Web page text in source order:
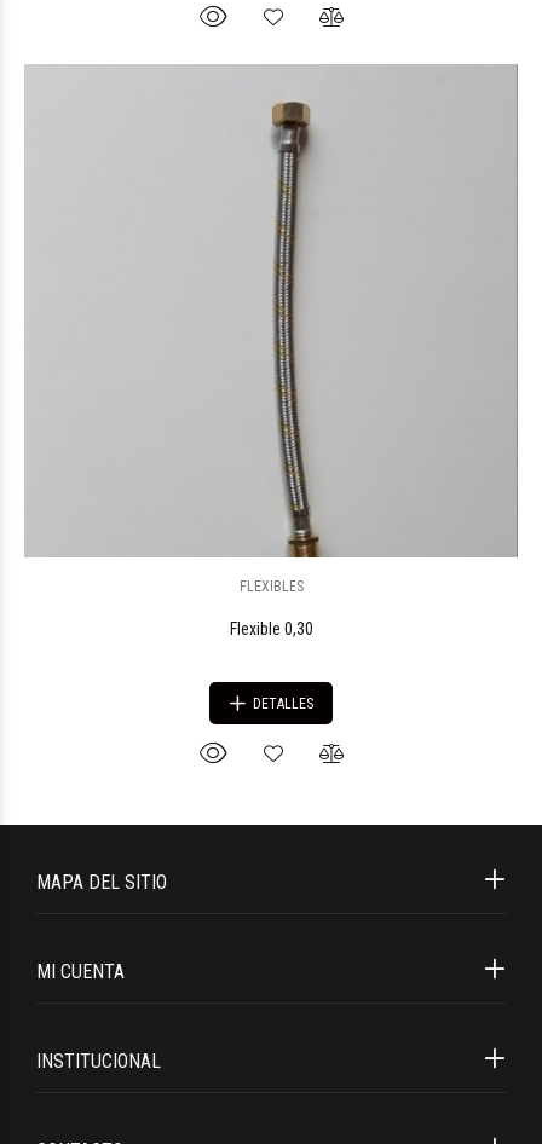
FLEXIBLES
Flexible 0,30
DETALLES
MAPA DEL SITIO
MI CUENTA
INSTITUCIONAL